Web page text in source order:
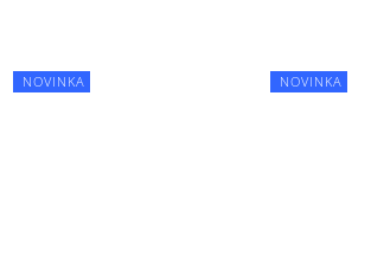
NOVINKA NOVINKA